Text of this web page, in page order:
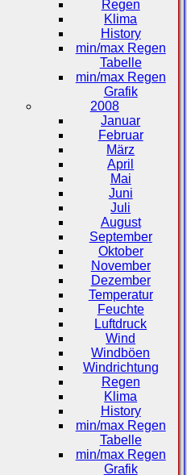
Regen
Klima
History
min/max Regen
Tabelle
min/max Regen
Grafik
2008
Januar
Februar
März
April
Mai
Juni
Juli
August
September
Oktober
November
Dezember
Temperatur
Feuchte
Luftdruck
Wind
Windböen
Windrichtung
Regen
Klima
History
min/max Regen
Tabelle
min/max Regen
Grafik